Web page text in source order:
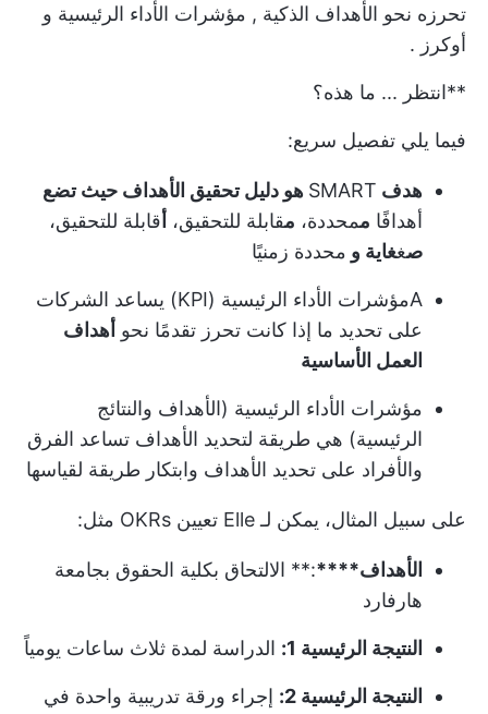
تحرزه نحو الأهداف الذكية , مؤشرات الأداء الرئيسية و
أوكرز .
**انتظر ... ما هذه؟
فيما يلي تفصيل سريع:
هدف SMART هو دليل تحقيق الأهداف حيث تضع
أهدافًا ممحددة، مقابلة للتحقيق، أقابلة للتحقيق،
صغغاية و محددة زمنيًا
Aمؤشرات الأداء الرئيسية (KPI)
يساعد الشركات
على تحديد ما إذا كانت تحرز تقدمًا نحو أهداف
العمل الأساسية
مؤشرات الأداء الرئيسية (الأهداف والنتائج
الرئيسية) هي طريقة لتحديد الأهداف تساعد الفرق
والأفراد على تحديد الأهداف وابتكار طريقة لقياسها
على سبيل المثال، يمكن لـ Elle تعيين OKRs مثل:
الأهداف****:** الالتحاق بكلية الحقوق بجامعة
هارفارد
النتيجة الرئيسية 1: الدراسة لمدة ثلاث ساعات يومياً
النتيجة الرئيسية 2:
إجراء ورقة تدريبية واحدة في